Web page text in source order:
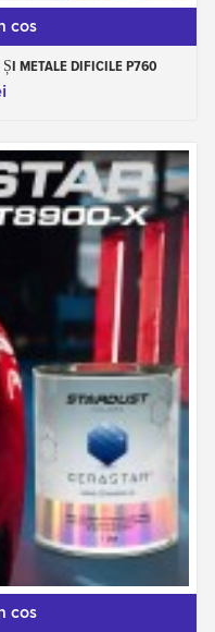
cos
METALE DIFICILE P760
cos